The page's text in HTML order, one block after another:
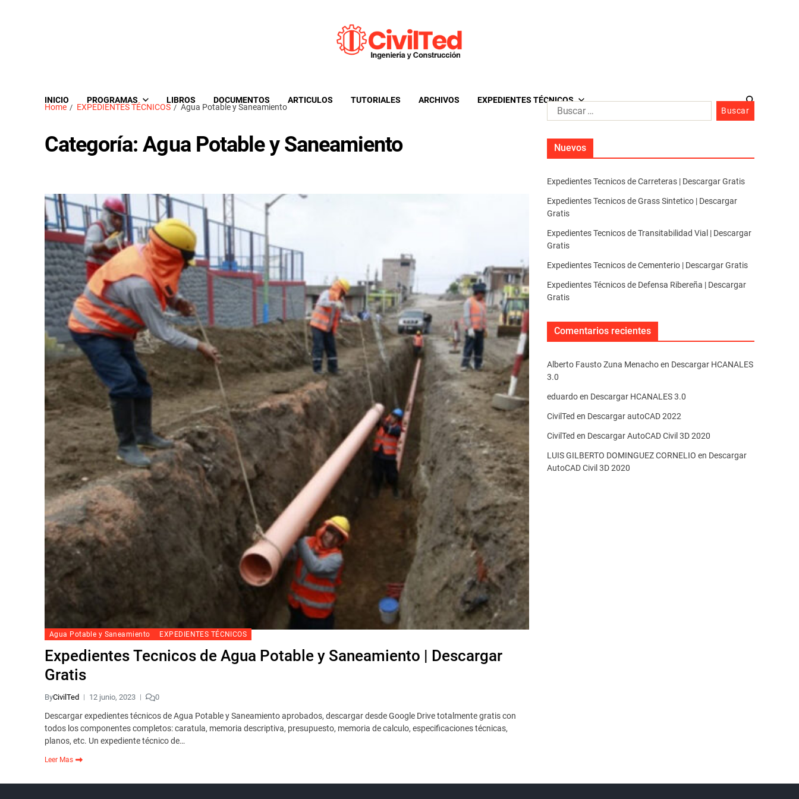
INICIO PROGRAMAS LIBROS DOCUMENTOS ARTICULOS TUTORIALES ARCHIVOS EXPEDIENTES TÉCNICOS
Home EXPEDIENTES TÉCNICOS Agua Potable y Saneamiento
Categoría:Agua Potable y Saneamiento
Agua Potable y Saneamiento EXPEDIENTES TÉCNICOS
Expedientes Tecnicos de Agua Potable y Saneamiento | Descargar
Gratis
ByCivilTed 12 junio, 2023 0
Descargar expedientes técnicos de Agua Potable y Saneamiento aprobados, descargar desde Google Drive totalmente gratis con
todos los componentes completos: caratula, memoria descriptiva, presupuesto, memoria de calculo, especificaciones técnicas,
planos, etc. Un expediente técnico de…
Leer Mas
Nuevos
Expedientes Tecnicos de Carreteras | Descargar Gratis
Expedientes Tecnicos de Grass Sintetico | Descargar
Gratis
Expedientes Tecnicos de Transitabilidad Vial | Descargar
Gratis
Expedientes Tecnicos de Cementerio | Descargar Gratis
Expedientes Técnicos de Defensa Ribereña | Descargar
Gratis
Comentarios recientes
Alberto Fausto Zuna Menachoen Descargar HCANALES
3.0
eduardoen Descargar HCANALES 3.0
CivilTed en Descargar autoCAD 2022
CivilTed en Descargar AutoCAD Civil 3D 2020
LUIS GILBERTO DOMINGUEZ CORNELIO en Descargar
AutoCAD Civil 3D 2020